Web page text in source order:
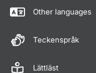
Other languages
Teckenspråk
Lättläst